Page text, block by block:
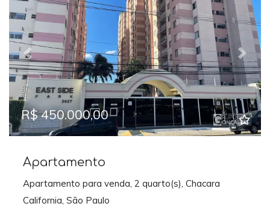
Previous Next
R$ 450.000,00
Apartamento
Apartamento para venda, 2 quarto(s), Chacara
California, São Paulo